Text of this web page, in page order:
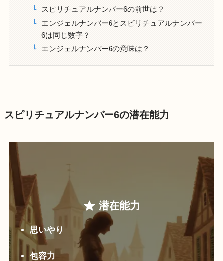
スピリチュアルナンバー6の前世は？
エンジェルナンバー6とスピリチュアルナンバー
6は同じ数字？
エンジェルナンバー6の意味は？
スピリチュアルナンバー6の潜在能力
潜在能力
思いやり
包容力